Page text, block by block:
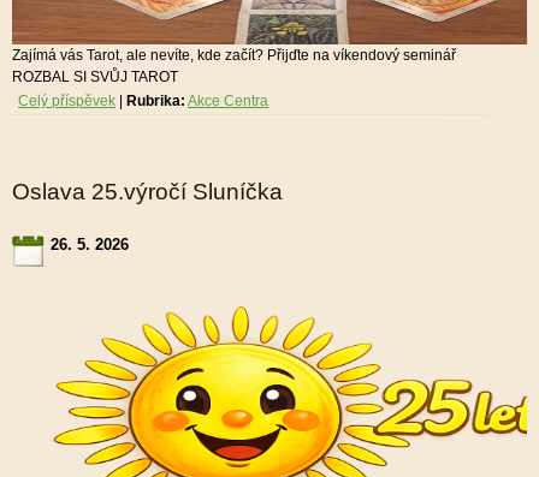
Zajímá vás Tarot, ale nevíte, kde začít? Přijďte na víkendový seminář
ROZBAL SI SVŮJ TAROT
Celý příspěvek Rubrika: Akce Centra
Oslava 25.výročí Sluníčka
26. 5. 2026